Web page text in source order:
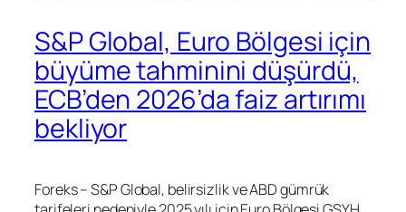
S&P Global, Euro Bölgesi için
büyüme tahminini düşürdü,
ECB’den 2026’da faiz artırımı
bekliyor
Foreks – S&P Global, belirsizlik ve ABD gümrük